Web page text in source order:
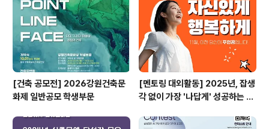
[건축 공모전] 2026강원건축문
화제 일반공모 학생부문
[멘토링 대외활동] 2025년, 잡생
각 없이 가장 '나답게' 성공하는 법